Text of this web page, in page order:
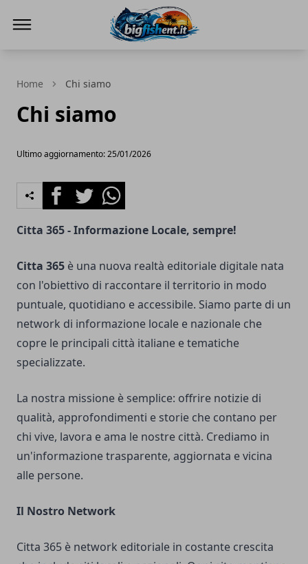
Home Chi siamo
Chi siamo
Ultimo aggiornamento: 25/01/2026
FacebookTwitterWhatsapp
Citta 365 - Informazione Locale, sempre!
Citta 365 è una nuova realtà editoriale digitale nata
con l'obiettivo di raccontare il territorio in modo
puntuale, quotidiano e accessibile. Siamo parte di un
network di informazione locale e nazionale che
copre le principali città italiane e tematiche
specializzate.
La nostra missione è semplice: offrire notizie di
qualità, approfondimenti e storie che contano per
chi vive, lavora e ama le nostre città. Crediamo in
un'informazione trasparente, aggiornata e vicina
alle persone.
Il Nostro Network
Citta 365 è network editoriale in costante crescita